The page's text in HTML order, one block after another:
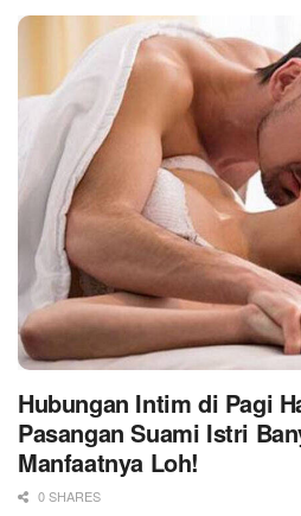
Hubungan Intim di Pagi
Pasangan Suami Istri
Manfaatnya Loh!
0 SHARES